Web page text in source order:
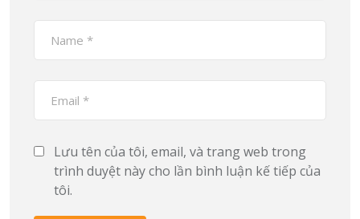
Lưu tên của tôi, email, và trang web trong
trình duyệt này cho lần bình luận kế tiếp của
tôi.